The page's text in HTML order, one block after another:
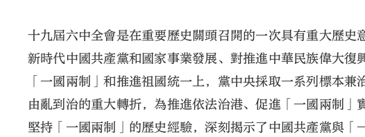
十九屆六中全會是在重要歷史關頭召開的一次具有重大歷
新時代中國共產黨和國家事業發展、對推進中華民族偉大
「一國兩制」和推進祖國統一上，黨中央採取一系列標本
由亂到治的重大轉折，為推進依法治港、促進「一國兩制
堅持「一國兩制」的歷史經驗，深刻揭示了中國共產黨與